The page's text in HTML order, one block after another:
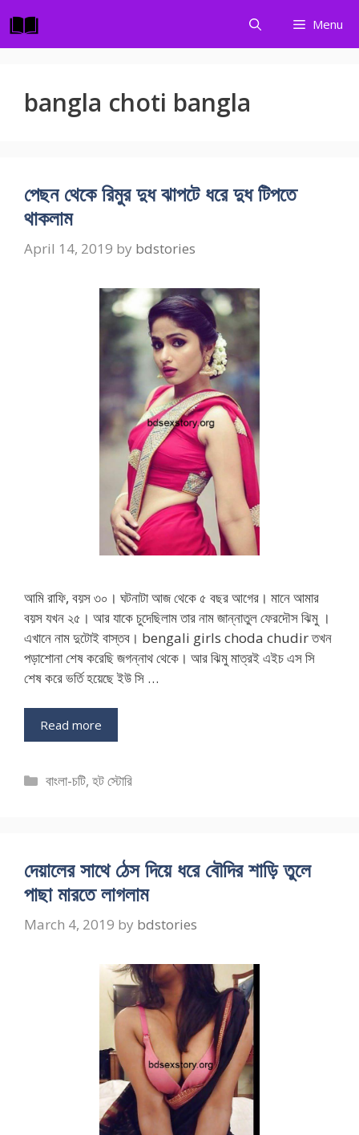
to
content
Menu
bangla choti bangla
পেছন থেকে রিমুর দুধ ঝাপটে ধরে দুধ টিপতে
থাকলাম
April 14, 2019 by bdstories
আমি রাফি, বয়স ৩০। ঘটনাটা আজ থেকে ৫ বছর আগের। মানে আমার
বয়স যখন ২৫। আর যাকে চুদেছিলাম তার নাম জান্নাতুল ফেরদৌস ঝিমু ।
এখানে নাম দুটোই বাস্তব। bengali girls choda chudir তখন
পড়াশোনা শেষ করেছি জগন্নাথ থেকে। আর ঝিমু মাত্রই এইচ এস সি
শেষ করে ভর্তি হয়েছে ইউ সি …
Read more
Categories
বাংলা-চটি,হট স্টোরি
দেয়ালের সাথে ঠেস দিয়ে ধরে বৌদির শাড়ি তুলে
পাছা মারতে লাগলাম
March 4, 2019 by bdstories